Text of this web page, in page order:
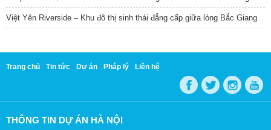
Việt Yên Riverside – Khu đô thị sinh thái đẳng cấp giữa lòng Bắc Giang
Trang chủ Tin tức Dự án Pháp lý Liên hệ
THÔNG TIN DỰ ÁN HÀ NỘI